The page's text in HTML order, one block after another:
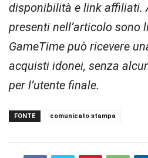
disponibilità e link affiliati.
presenti nell’articolo sono
GameTime può ricevere
acquisti idonei, senza
per l’utente finale.
FONTE comunicato stampa